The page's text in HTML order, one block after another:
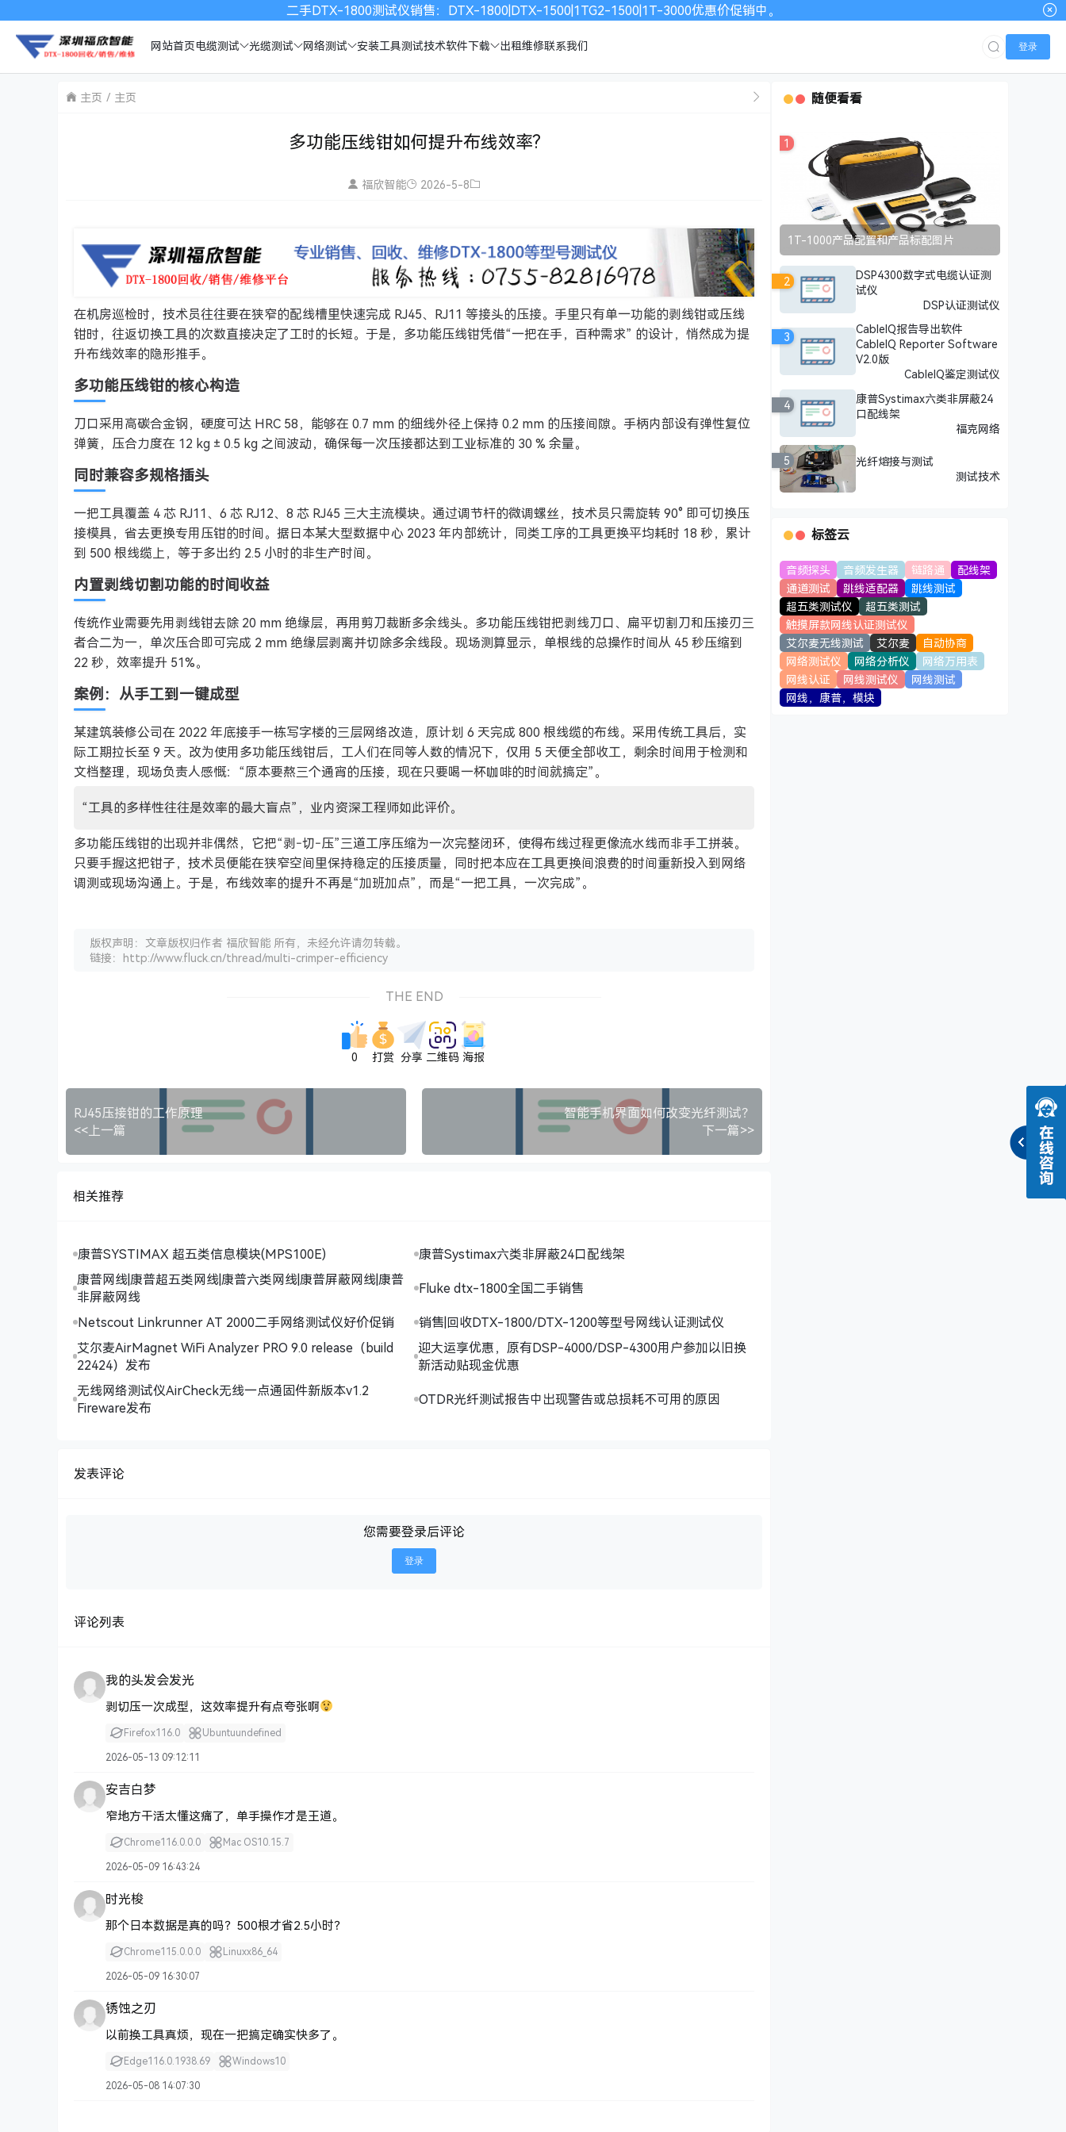
二手DTX-1800测试仪销售：DTX-1800|DTX-1500|1TG2-1500|1T-3000优惠价促销中。
网站首页电缆测试 光缆测试 网络测试 安装工具测试技术软件下载 出租维修联系我们 登录
主页 主页
多功能压线钳如何提升布线效率?
福欣智能 2026-5-8
在机房巡检时，技术员往往要在狭窄的配线槽里快速完成 RJ45、RJ11 等接头的压接。手里只有单一功能的剥线钳或压线
钳时，往返切换工具的次数直接决定了工时的长短。于是，多功能压线钳凭借“一把在手，百种需求” 的设计，悄然成为提
升布线效率的隐形推手。
多功能压线钳的核心构造
刀口采用高碳合金钢，硬度可达 HRC 58，能够在 0.7 mm 的细线外径上保持 0.2 mm 的压接间隙。手柄内部设有弹性复位
弹簧，压合力度在 12 kg ± 0.5 kg 之间波动，确保每一次压接都达到工业标准的 30 % 余量。
同时兼容多规格插头
一把工具覆盖 4 芯 RJ11、6 芯 RJ12、8 芯 RJ45 三大主流模块。通过调节杆的微调螺丝，技术员只需旋转 90° 即可切换压
接模具，省去更换专用压钳的时间。据日本某大型数据中心 2023 年内部统计，同类工序的工具更换平均耗时 18 秒，累计
到 500 根线缆上，等于多出约 2.5 小时的非生产时间。
内置剥线切割功能的时间收益
传统作业需要先用剥线钳去除 20 mm 绝缘层，再用剪刀裁断多余线头。多功能压线钳把剥线刀口、扁平切割刀和压接刃三
者合二为一，单次压合即可完成 2 mm 绝缘层剥离并切除多余线段。现场测算显示，单根线的总操作时间从 45 秒压缩到
22 秒，效率提升 51%。
案例：从手工到一键成型
某建筑装修公司在 2022 年底接手一栋写字楼的三层网络改造，原计划 6 天完成 800 根线缆的布线。采用传统工具后，实
际工期拉长至 9 天。改为使用多功能压线钳后，工人们在同等人数的情况下，仅用 5 天便全部收工，剩余时间用于检测和
文档整理，现场负责人感慨：“原本要熬三个通宵的压接，现在只要喝一杯咖啡的时间就搞定”。
“工具的多样性往往是效率的最大盲点”，业内资深工程师如此评价。
多功能压线钳的出现并非偶然，它把“剥‑切‑压”三道工序压缩为一次完整闭环，使得布线过程更像流水线而非手工拼装。
只要手握这把钳子，技术员便能在狭窄空间里保持稳定的压接质量，同时把本应在工具更换间浪费的时间重新投入到网络
调测或现场沟通上。于是，布线效率的提升不再是“加班加点”，而是“一把工具，一次完成”。
版权声明：文章版权归作者 福欣智能 所有，未经允许请勿转载。
链接：http://www.fluck.cn/thread/multi-crimper-efficiency
THE END
0 打赏 分享 二维码 海报
RJ45压接钳的工作原理
<<上一篇
智能手机界面如何改变光纤测试？
下一篇>>
相关推荐
康普SYSTIMAX 超五类信息模块(MPS100E)
康普Systimax六类非屏蔽24口配线架
康普网线|康普超五类网线|康普六类网线|康普屏蔽网线|康普
非屏蔽网线
Fluke dtx-1800全国二手销售
Netscout Linkrunner AT 2000二手网络测试仪好价促销
销售|回收DTX-1800/DTX-1200等型号网线认证测试仪
艾尔麦AirMagnet WiFi Analyzer PRO 9.0 release（build
22424）发布
迎大运享优惠，原有DSP-4000/DSP-4300用户参加以旧换
新活动贴现金优惠
无线网络测试仪AirCheck无线一点通固件新版本v1.2
Fireware发布
OTDR光纤测试报告中出现警告或总损耗不可用的原因
发表评论
您需要登录后评论
登录
评论列表
我的头发会发光
剥切压一次成型，这效率提升有点夸张啊
Firefox116.0 Ubuntuundefined
2026-05-13 09:12:11
安吉白梦
窄地方干活太懂这痛了，单手操作才是王道。
Chrome116.0.0.0 Mac OS10.15.7
2026-05-09 16:43:24
时光梭
那个日本数据是真的吗？500根才省2.5小时？
Chrome115.0.0.0 Linuxx86_64
2026-05-09 16:30:07
锈蚀之刃
以前换工具真烦，现在一把搞定确实快多了。
Edge116.0.1938.69 Windows10
2026-05-08 14:07:30
随便看看
1
1T-1000产品配置和产品标配图片
2
DSP4300数字式电缆认证测
试仪
DSP认证测试仪
3
CableIQ报告导出软件
CableIQ Reporter Software
V2.0版
CableIQ鉴定测试仪
4
康普Systimax六类非屏蔽24
口配线架
福克网络
5
光纤熔接与测试
测试技术
标签云
音频探头 音频发生器 链路通
配线架
通道测试
跳线适配器
跳线测试
超五类测试仪
超五类测试
触摸屏款网线认证测试仪
艾尔麦无线测试
艾尔麦
自动协商
网络测试仪
网络分析仪
网络万用表
网线认证
网线测试仪
网线测试
网线，康普，模块